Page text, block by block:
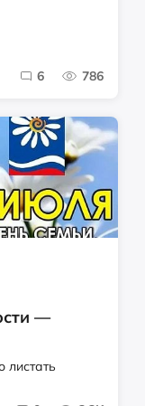
6 786
—
листать